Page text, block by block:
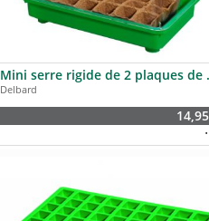
Mini serre
Delbard